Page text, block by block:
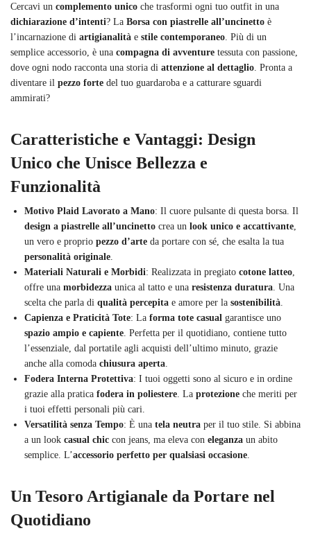
Cercavi un complemento unico che trasformi ogni tuo outfit in una
dichiarazione d’intenti? La Borsa con piastrelle all’uncinetto è
l’incarnazione di artigianalità e stile contemporaneo . Più di un
semplice accessorio, è una compagna di avventure tessuta con passione,
dove ogni nodo racconta una storia di attenzione al dettaglio . Pronta a
diventare il pezzo forte del tuo guardaroba e a catturare sguardi
ammirati?
Caratteristiche e Vantaggi: Design
Unico che Unisce Bellezza e
Funzionalità
Motivo Plaid Lavorato a Mano: Il cuore pulsante di questa borsa. Il
design a piastrelle all’uncinetto crea un look unico e accattivante
un vero e proprio pezzo d’arte da portare con sé, che esalta la tua
personalità originale
Materiali Naturali e Morbidi: Realizzata in pregiato cotone latteo
offre una morbidezza unica al tatto e una resistenza duratura . Una
scelta che parla di qualità percepita e amore per la sostenibilità
Capienza e Praticità Tote: La forma tote casual garantisce uno
spazio ampio e capiente . Perfetta per il quotidiano, contiene tutto
l’essenziale, dal portatile agli acquisti dell’ultimo minuto, grazie
anche alla comoda chiusura aperta
Fodera Interna Protettiva: I tuoi oggetti sono al sicuro e in ordine
grazie alla pratica fodera in poliestere . La protezione che meriti per
i tuoi effetti personali più cari.
Versatilità senza Tempo: È una tela neutra per il tuo stile. Si abbina
a un look casual chic con jeans, ma eleva con eleganza un abito
semplice. L’accessorio perfetto per qualsiasi occasione
Un Tesoro Artigianale da Portare nel
Quotidiano